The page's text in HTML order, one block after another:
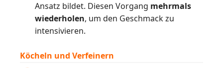
Ansatz bildet. Diesen Vorgang mehrmals
wiederholen, um den Geschmack zu
intensivieren.
Köcheln und Verfeinern